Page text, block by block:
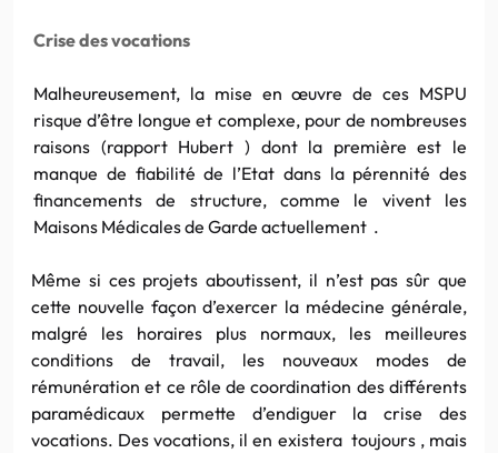
Crise des vocations
Malheureusement, la mise en œuvre de ces MSPU
risque d’être longue et complexe, pour de nombreuses
raisons (rapport Hubert ) dont la première est le
manque de fiabilité de l’Etat dans la pérennité des
financements de structure, comme le vivent les
Maisons Médicales de Garde actuellement .
Même si ces projets aboutissent, il n’est pas sûr que
cette nouvelle façon d’exercer la médecine générale,
malgré les horaires plus normaux, les meilleures
conditions de travail, les nouveaux modes de
rémunération et ce rôle de coordination des différents
paramédicaux permette d’endiguer la crise des
vocations. Des vocations, il en existera toujours , mais